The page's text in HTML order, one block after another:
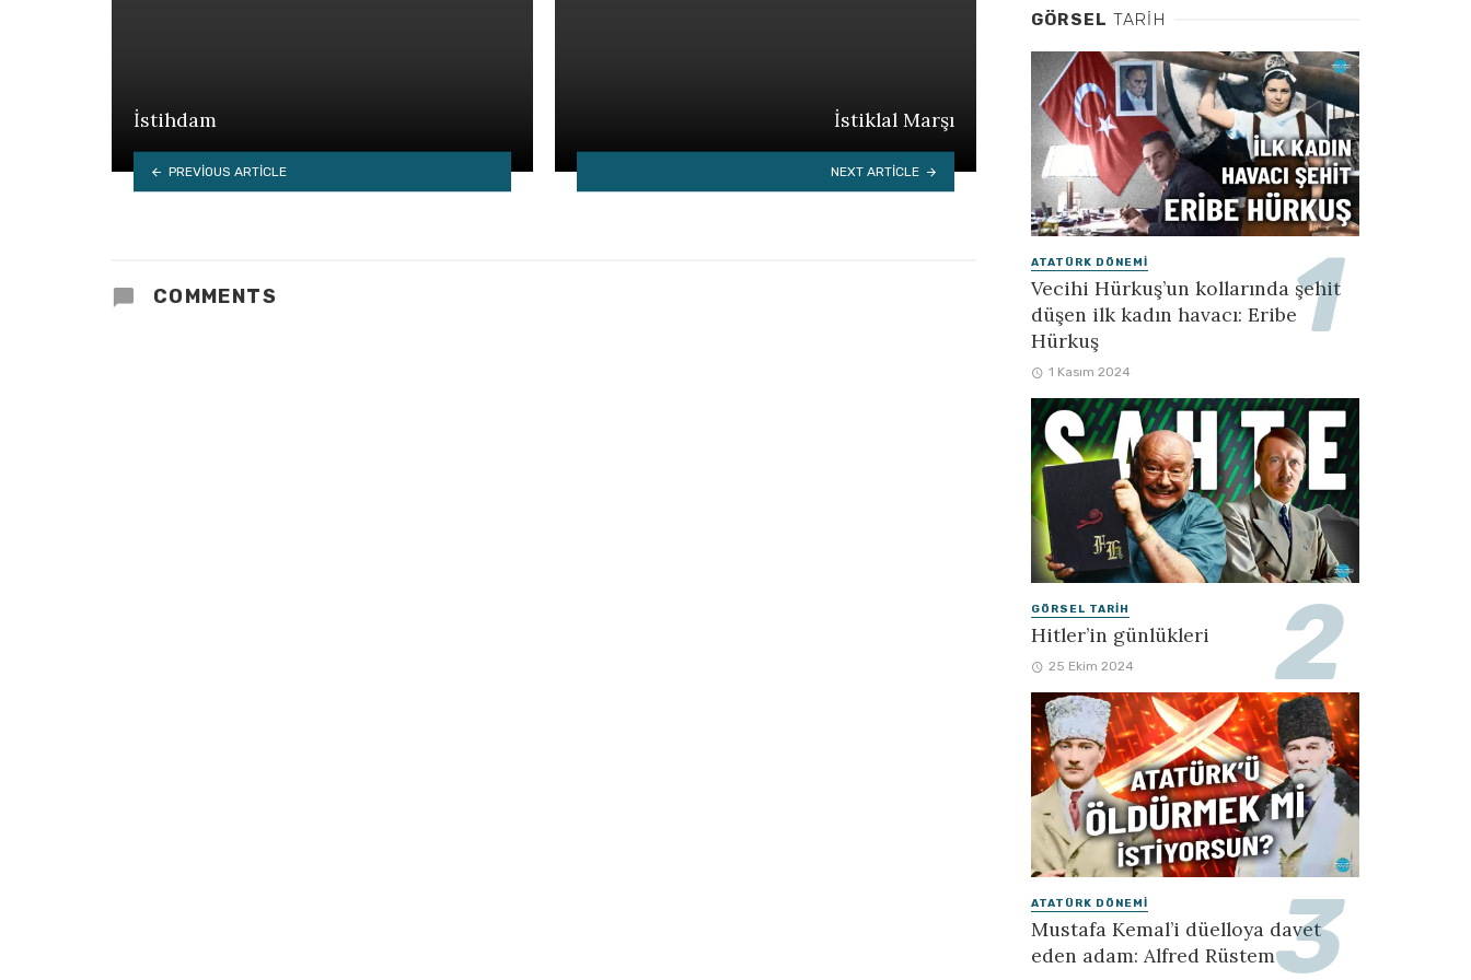
İstihdam
PREVIOUS ARTICLE
İstiklal Marşı
NEXT ARTICLE
COMMENTS
GÖRSEL TARIH
ATATÜRK DÖNEMI
Vecihi Hürkuş’un kollarında şehit
düşen ilk kadın havacı: Eribe
Hürkuş
1 Kasım 2024
GÖRSEL TARIH
Hitler’in günlükleri
25 Ekim 2024
ATATÜRK DÖNEMI
Mustafa Kemal’i düelloya davet
eden adam: Alfred Rüstem